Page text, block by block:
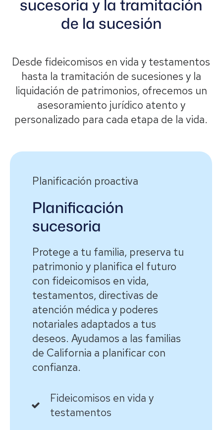
sucesoria y la tramitación
de la sucesión
Desde fideicomisos en vida y testamentos
hasta la tramitación de sucesiones y la
liquidación de patrimonios, ofrecemos un
asesoramiento jurídico atento y
personalizado para cada etapa de la vida.
Planificación proactiva
Planificación
sucesoria
Protege a tu familia, preserva tu
patrimonio y planifica el futuro
con fideicomisos en vida,
testamentos, directivas de
atención médica y poderes
notariales adaptados a tus
deseos. Ayudamos a las familias
de California a planificar con
confianza.
Fideicomisos en vida y
testamentos